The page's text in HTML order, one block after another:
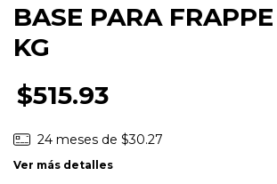
BASE PARA
KG
$515.93
24 meses de $30.27
Ver más detalles